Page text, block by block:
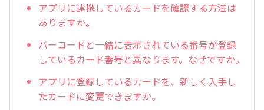
アプリに連携しているカードを確認する方法は
ありますか。
バーコードと一緒に表示されている番号が登録
しているカード番号と異なります。なぜですか。
アプリに登録しているカードを、新しく入手し
たカードに変更できますか。